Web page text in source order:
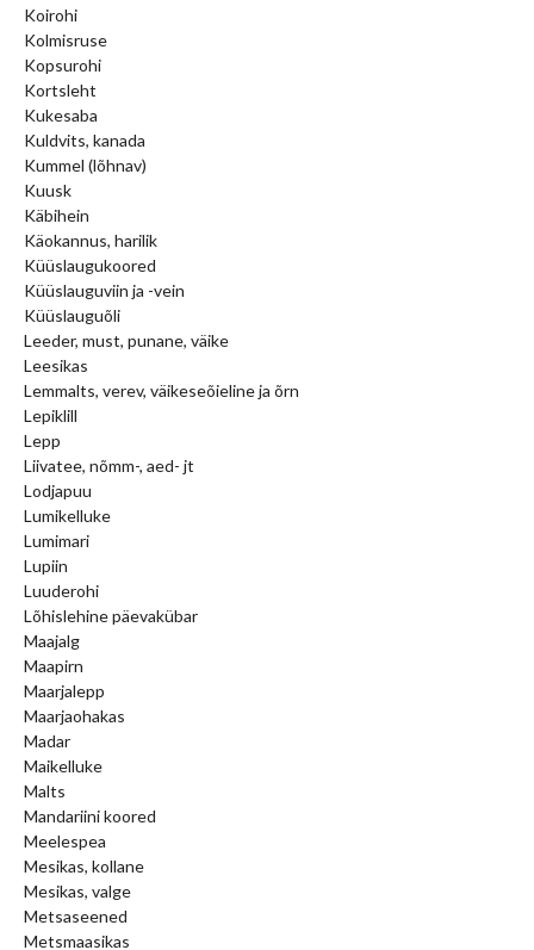
Koirohi
Kolmisruse
Kopsurohi
Kortsleht
Kukesaba
Kuldvits, kanada
Kummel (lõhnav)
Kuusk
Käbihein
Käokannus, harilik
Küüslaugukoored
Küüslauguviin ja -vein
Küüslauguõli
Leeder, must, punane, väike
Leesikas
Lemmalts, verev, väikeseõieline ja õrn
Lepiklill
Lepp
Liivatee, nõmm-, aed- jt
Lodjapuu
Lumikelluke
Lumimari
Lupiin
Luuderohi
Lõhislehine päevakübar
Maajalg
Maapirn
Maarjalepp
Maarjaohakas
Madar
Maikelluke
Malts
Mandariini koored
Meelespea
Mesikas, kollane
Mesikas, valge
Metsaseened
Metsmaasikas